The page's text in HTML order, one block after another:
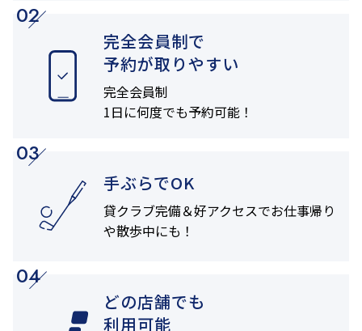
02
完全会員制で
予約が取りやすい
完全会員制
1日に何度でも予約可能！
03
手ぶらでOK
貸クラブ完備＆好アクセスでお仕事帰り
や散歩中にも！
04
どの店舗でも
利用可能